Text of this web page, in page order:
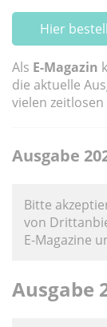
Hier
Als E-Magazin
die aktuelle
vielen
Ausgabe
Bitte
von
E-Magazine
Ausgabe